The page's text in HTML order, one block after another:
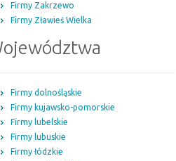
Firmy Zakrzewo
Firmy Zławieś Wielka
Firmy dolnośląskie
Firmy kujawsko-pomorskie
Firmy lubelskie
Firmy lubuskie
Firmy łódzkie